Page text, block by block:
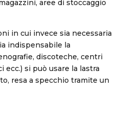
aree di stoccaggio
in cui invece sia necessaria
indispensabile la
discoteche, centri
si può usare la lastra
resa a specchio tramite un